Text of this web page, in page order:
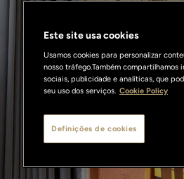
Este site usa cookies
Usamos cookies para personalizar
nosso tráfego.Também compartilhamos
sociais, publicidade e analíticas, que
seu uso dos serviços. Cookie Policy
Definições de cookies